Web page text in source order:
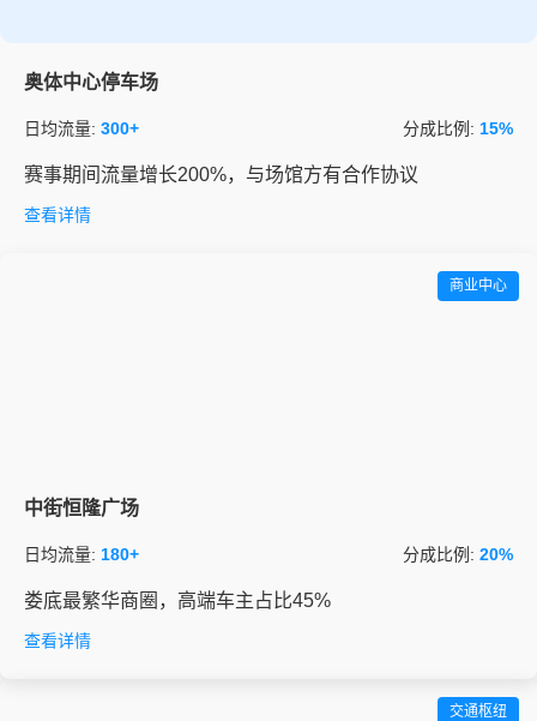
奥体中心停车场
日均流量: 300+ 分成比例: 15%
赛事期间流量增长200%，与场馆方有合作协议
查看详情
商业中心
中街恒隆广场
日均流量: 180+ 分成比例: 20%
娄底最繁华商圈，高端车主占比45%
查看详情
交通枢纽